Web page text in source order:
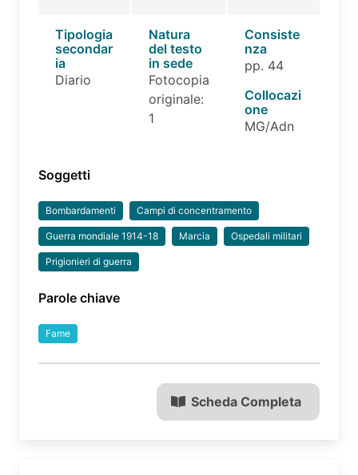
Tipologia
secondar
ia
Diario
Natura
del testo
in sede
Fotocopia
originale:
1
Consiste
nza
pp. 44
Collocazi
one
MG/Adn
Soggetti
Bombardamenti Campi di concentramento
Guerra mondiale 1914-18 Marcia Ospedali militari
Prigionieri di guerra
Parole chiave
Fame
Scheda Completa